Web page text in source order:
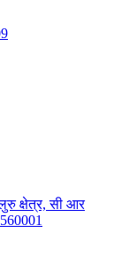
क्षेत्र, सी आर